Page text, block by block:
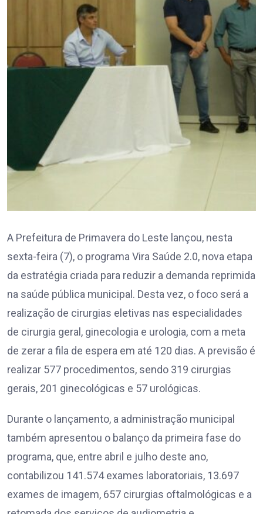
A Prefeitura de Primavera do Leste lançou, nesta
sexta-feira (7), o programa Vira Saúde 2.0, nova etapa
da estratégia criada para reduzir a demanda reprimida
na saúde pública municipal. Desta vez, o foco será a
realização de cirurgias eletivas nas especialidades
de cirurgia geral, ginecologia e urologia, com a meta
de zerar a fila de espera em até 120 dias. A previsão é
realizar 577 procedimentos, sendo 319 cirurgias
gerais, 201 ginecológicas e 57 urológicas.
Durante o lançamento, a administração municipal
também apresentou o balanço da primeira fase do
programa, que, entre abril e julho deste ano,
contabilizou 141.574 exames laboratoriais, 13.697
exames de imagem, 657 cirurgias oftalmológicas e a